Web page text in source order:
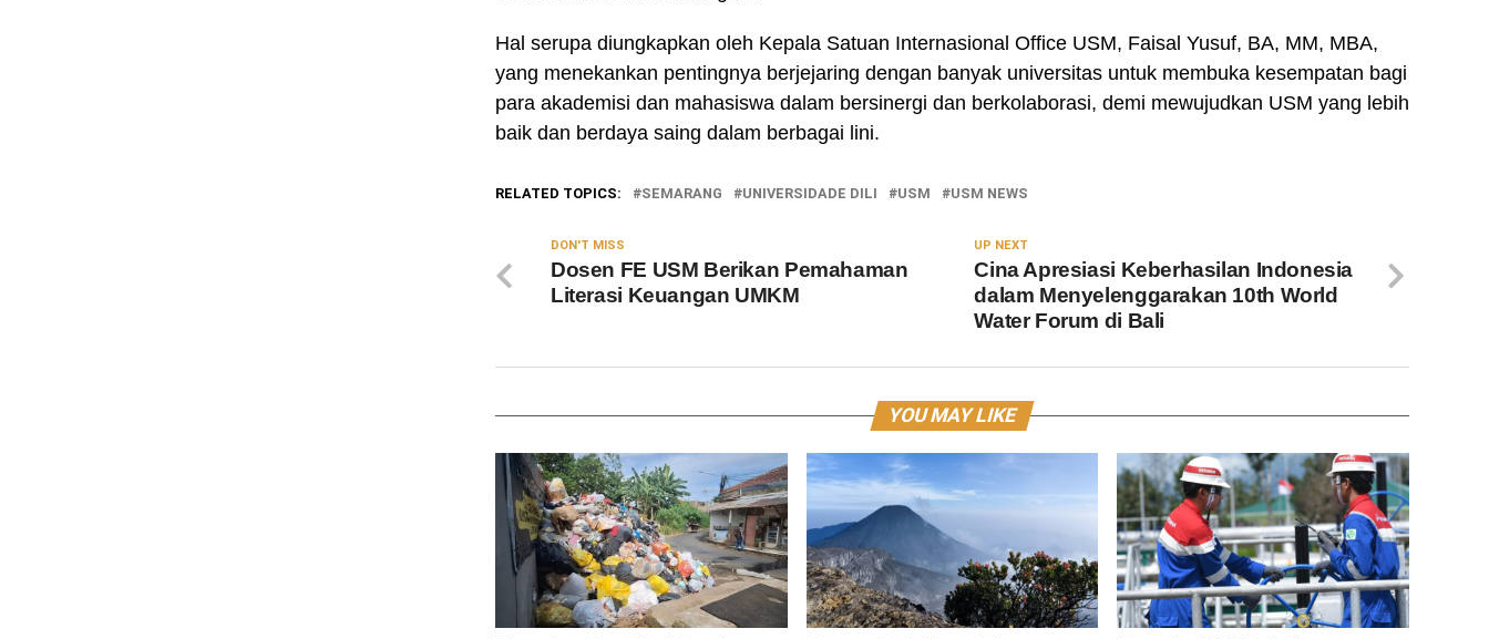
Hal serupa diungkapkan oleh Kepala Satuan Internasional Office USM, Faisal Yusuf, BA, MM, MBA,
yang menekankan pentingnya berjejaring dengan banyak universitas untuk membuka kesempatan bagi
para akademisi dan mahasiswa dalam bersinergi dan berkolaborasi, demi mewujudkan USM yang lebih
baik dan berdaya saing dalam berbagai lini.
RELATED TOPICS: SEMARANG UNIVERSIDADE DILI USM USM NEWS
UP NEXT
Cina Apresiasi Keberhasilan Indonesia
dalam Menyelenggarakan 10th World
Water Forum di Bali
DON'T MISS
Dosen FE USM Berikan Pemahaman
Literasi Keuangan UMKM
YOU MAY LIKE